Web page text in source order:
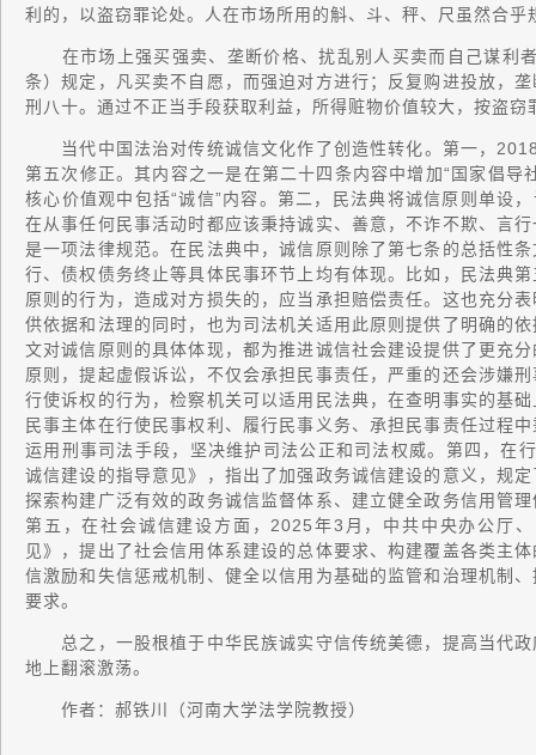
利的，以盗窃罪论处。人在市场所用的斛、斗、秤、尺虽然合
在市场上强买强卖、垄断价格、扰乱别人买卖而自己谋利
条）规定，凡买卖不自愿，而强迫对方进行；反复购进投放，
刑八十。通过不正当手段获取利益，所得赃物价值较大，按盗窃
当代中国法治对传统诚信文化作了创造性转化。第一，
第五次修正。其内容之一是在第二十四条内容中增加“国家倡
核心价值观中包括“诚信”内容。第二，民法典将诚信原则单设
在从事任何民事活动时都应该秉持诚实、善意，不诈不欺、言
是一项法律规范。在民法典中，诚信原则除了第七条的总括性
行、债权债务终止等具体民事环节上均有体现。比如，民法典
原则的行为，造成对方损失的，应当承担赔偿责任。这也充分
供依据和法理的同时，也为司法机关适用此原则提供了明确的
文对诚信原则的具体体现，都为推进诚信社会建设提供了更充
原则，提起虚假诉讼，不仅会承担民事责任，严重的还会涉嫌
行使诉权的行为，检察机关可以适用民法典，在查明事实的基
民事主体在行使民事权利、履行民事义务、承担民事责任过程
运用刑事司法手段，坚决维护司法公正和司法权威。第四，在
诚信建设的指导意见》，指出了加强政务诚信建设的意义，规
探索构建广泛有效的政务诚信监督体系、建立健全政务信用管
第五，在社会诚信建设方面，2025年3月，中共中央办公厅
见》，提出了社会信用体系建设的总体要求、构建覆盖各类主
信激励和失信惩戒机制、健全以信用为基础的监管和治理机制
要求。
总之，一股根植于中华民族诚实守信传统美德，提高当代政
地上翻滚激荡。
作者：郝铁川（河南大学法学院教授）